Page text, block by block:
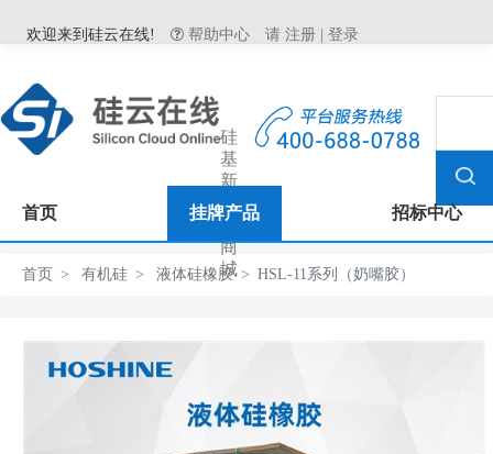
欢迎来到硅云在线! 帮助中心 请 注册 登录
硅
基
新
材
料
商
城
首页 挂牌产品 招标中心
首页 有机硅 液体硅橡胶 HSL-11系列（奶嘴胶）